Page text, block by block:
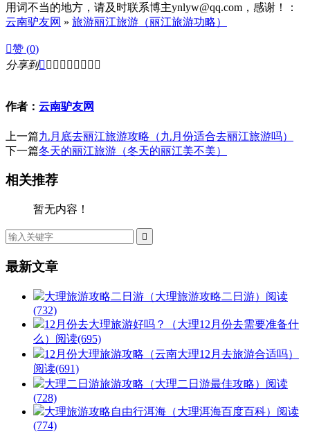
用词不当的地方，请及时联系博主ynlyw@qq.com，感谢！：
云南驴友网 » 旅游丽江旅游（丽江旅游功略）
赞 (0)
分享到        
作者： 云南驴友网
上一篇九月底去丽江旅游攻略（九月份适合去丽江旅游吗）
下一篇冬天的丽江旅游（冬天的丽江美不美）
相关推荐
暂无内容！

最新文章
大理旅游攻略二日游（大理旅游攻略二日游） 阅读
(732)
12月份去大理旅游好吗？（大理12月份去需要准备什
么） 阅读(695)
12月份大理旅游攻略（云南大理12月去旅游合适吗）
阅读(691)
大理二日游旅游攻略（大理二日游最佳攻略） 阅读
(728)
大理旅游攻略自由行洱海（大理洱海百度百科） 阅读
(774)